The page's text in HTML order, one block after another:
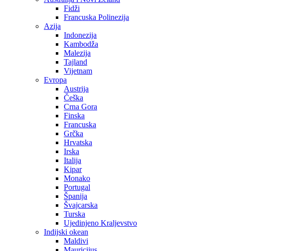
Fidži
Francuska Polinezija
Azija
Indonezija
Kambodža
Malezija
Tajland
Vijetnam
Evropa
Austrija
Češka
Crna Gora
Finska
Francuska
Grčka
Hrvatska
Irska
Italija
Kipar
Monako
Portugal
Španija
Švajcarska
Turska
Ujedinjeno Kraljevstvo
Indijski okean
Maldivi